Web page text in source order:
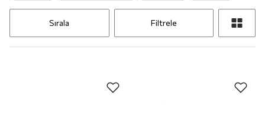
Sırala Filtrele